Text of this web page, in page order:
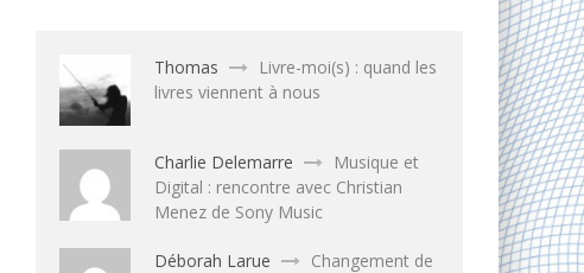
Thomas
Livre-moi(s) : quand les
livres viennent à nous
Charlie Delemarre
Musique et
Digital : rencontre avec Christian
Menez de Sony Music
Déborah Larue
Changement de